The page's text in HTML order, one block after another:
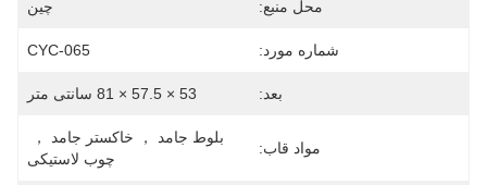
محل منبع: چین
شماره مورد: CYC-065
بعد: 53 × 57.5 × 81 سانتی متر
مواد قاب:
چوب لاستیکی